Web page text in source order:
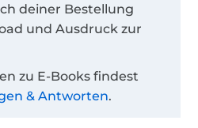
deiner Bestellung
und Ausdruck zur
zu E-Books findest
& Antworten.